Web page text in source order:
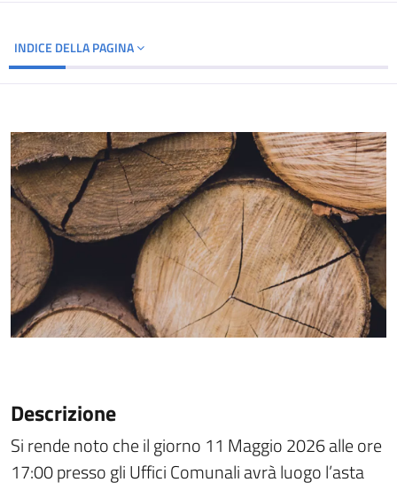
INDICE DELLA PAGINA
Descrizione
Si rende noto che il giorno 11 Maggio 2026 alle ore
17:00 presso gli Uffici Comunali avrà luogo l’asta